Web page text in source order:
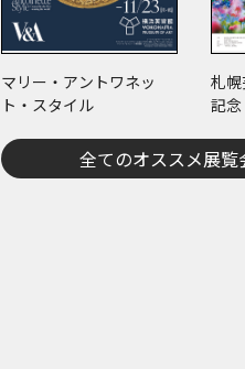
マリー・アントワネッ
ト・スタイル
札
記
ち
全てのオススメ展覧